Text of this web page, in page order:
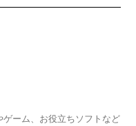
ゲーム、お役立ちソフトなど